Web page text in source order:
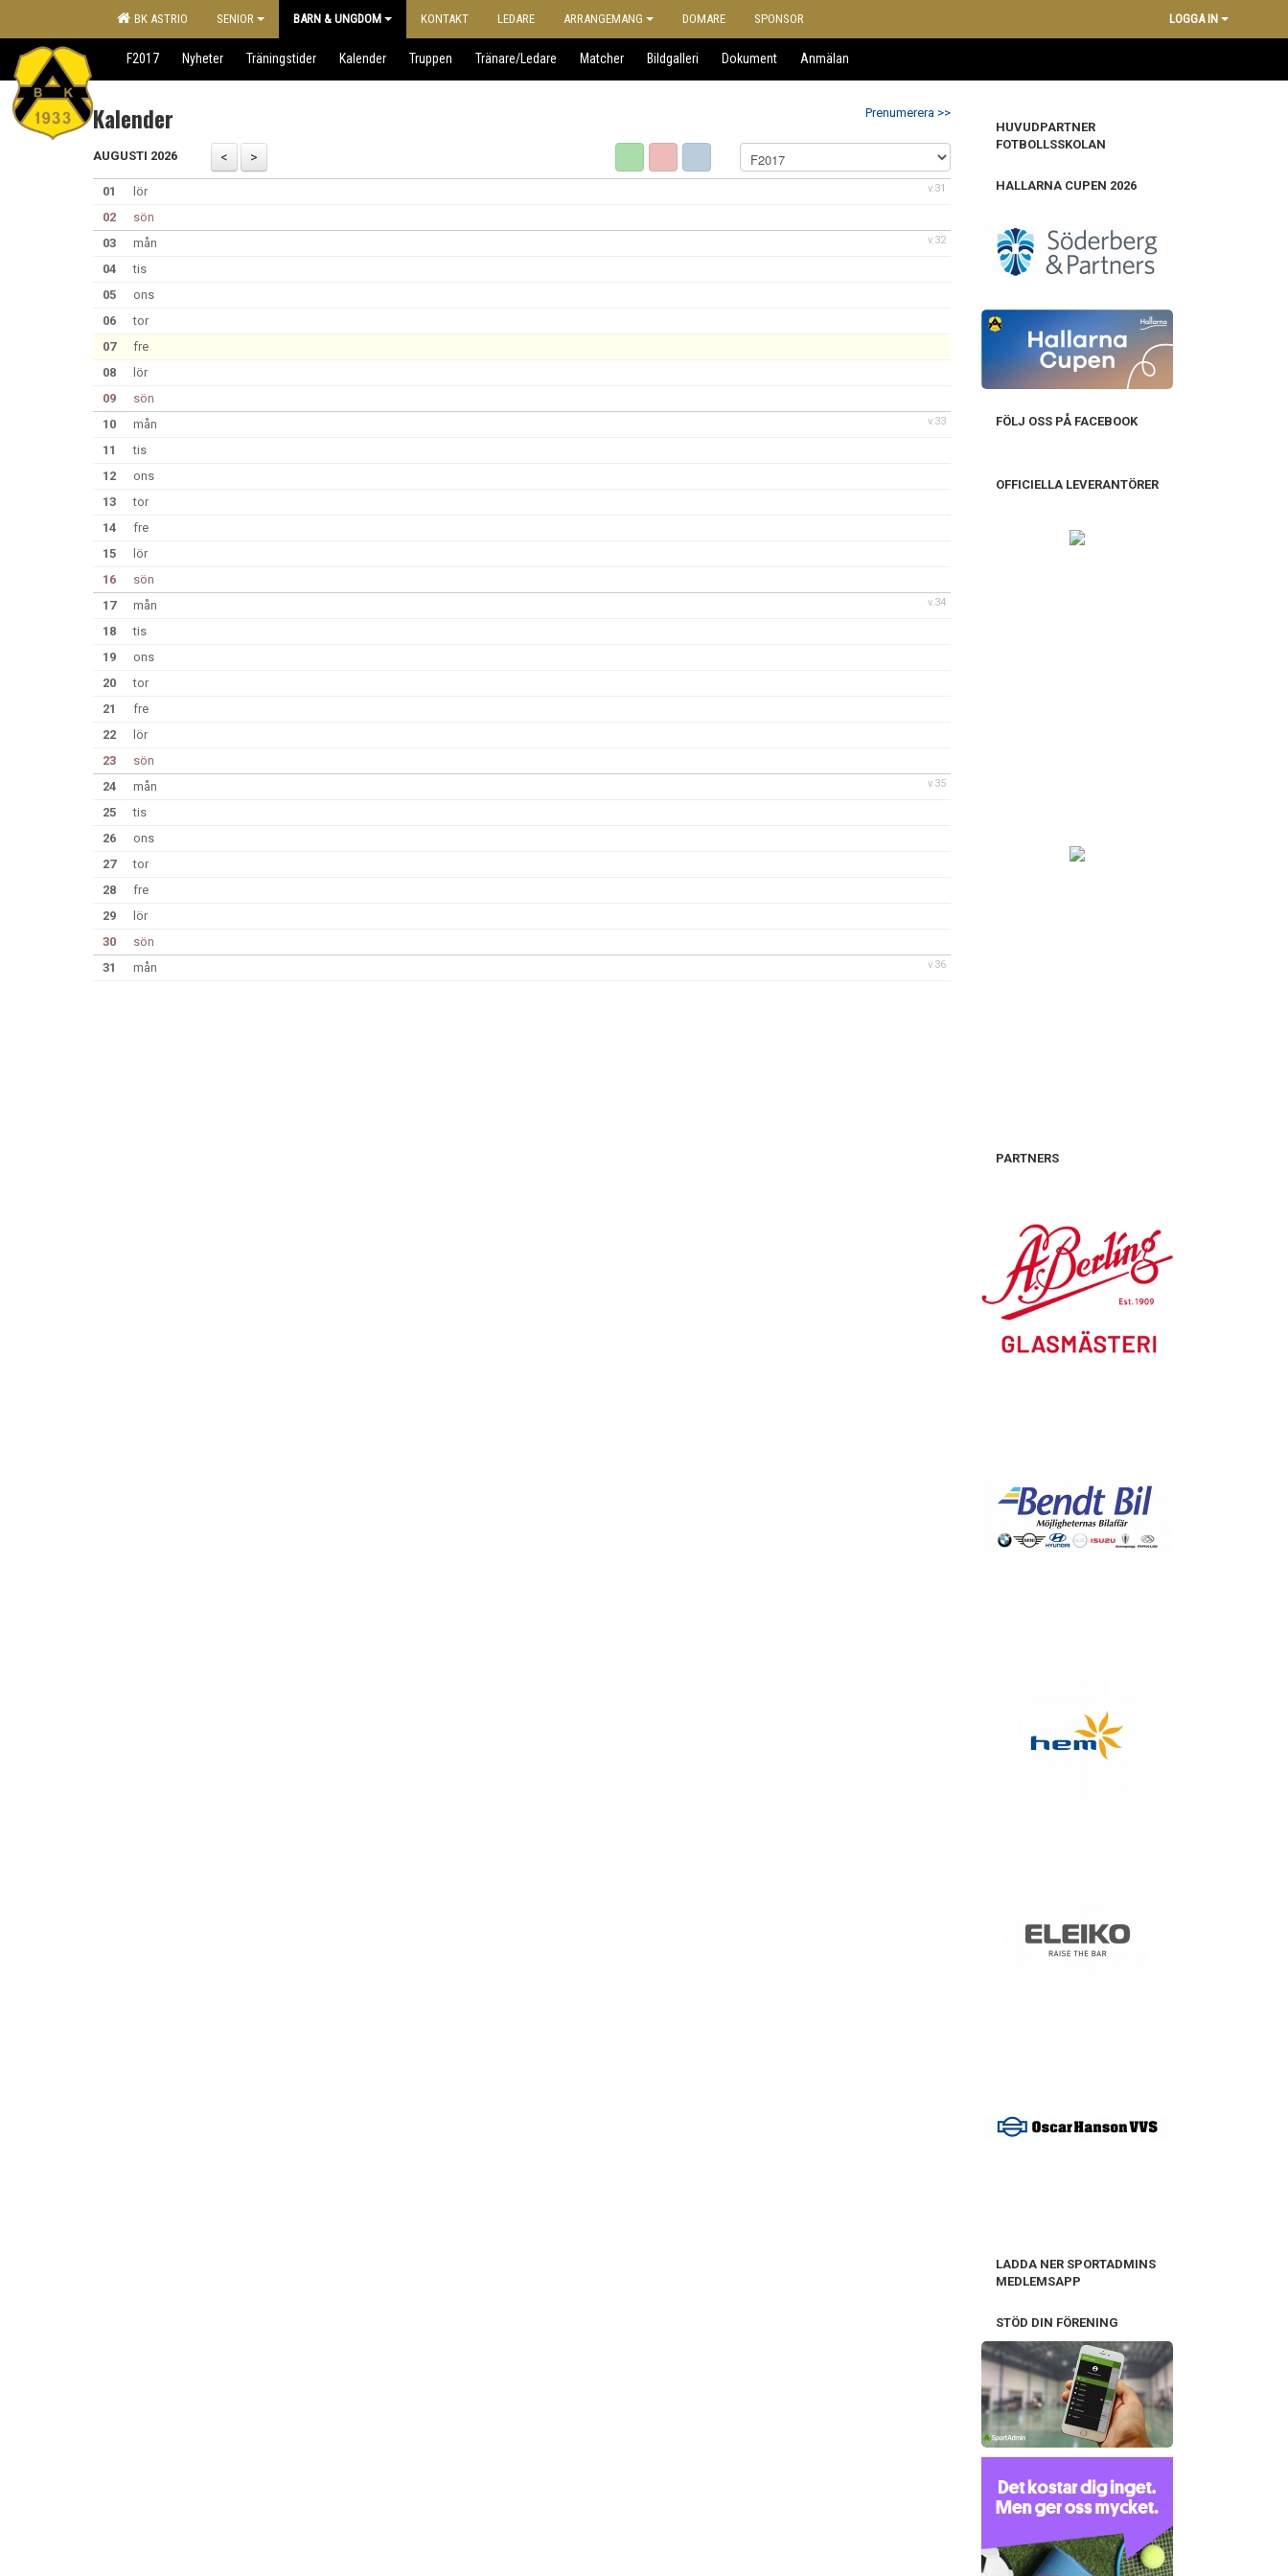
BK ASTRIO SENIOR BARN & UNGDOM KONTAKT LEDARE ARRANGEMANG DOMARE SPONSOR LOGGA IN
F2017 Nyheter Träningstider Kalender Truppen Tränare/Ledare Matcher Bildgalleri Dokument Anmälan
Prenumerera >>
Kalender
AUGUSTI 2026
v.31
01
lör
02
sön
v.32
03
mån
04
tis
05
ons
06
tor
07
fre
08
lör
09
sön
v.33
10
mån
11
tis
12
ons
13
tor
14
fre
15
lör
16
sön
v.34
17
mån
18
tis
19
ons
20
tor
21
fre
22
lör
23
sön
v.35
24
mån
25
tis
26
ons
27
tor
28
fre
29
lör
30
sön
v.36
31 mån
HUVUDPARTNER
FOTBOLLSSKOLAN
HALLARNA CUPEN 2026
FÖLJ OSS PÅ FACEBOOK
OFFICIELLA LEVERANTÖRER
PARTNERS
LADDA NER SPORTADMINS
MEDLEMSAPP
STÖD DIN FÖRENING